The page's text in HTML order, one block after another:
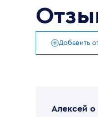
Добавить
Алексей o